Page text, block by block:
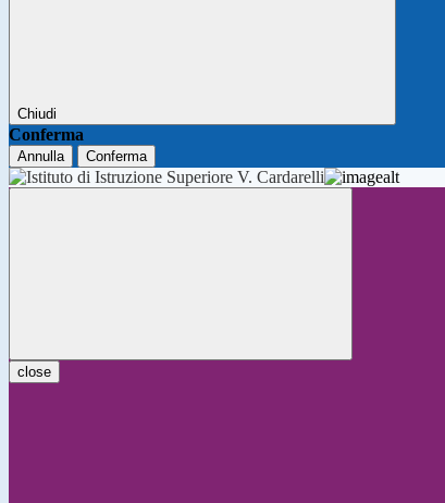
Chiudi
Conferma
Annulla Conferma
close